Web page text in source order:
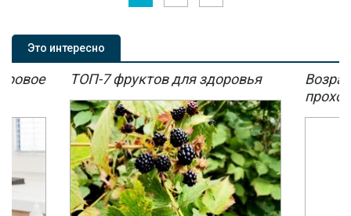
помогли выявить ряд необходимых
Это интересно
ТОП-7 фруктов для здоровья